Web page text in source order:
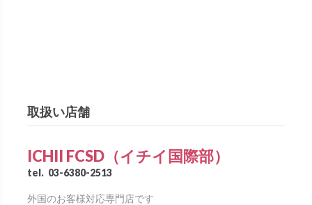
取扱い店舗
ICHII FCSD（イチイ国際部）
tel. 03-6380-2513
外国のお客様対応専門店です